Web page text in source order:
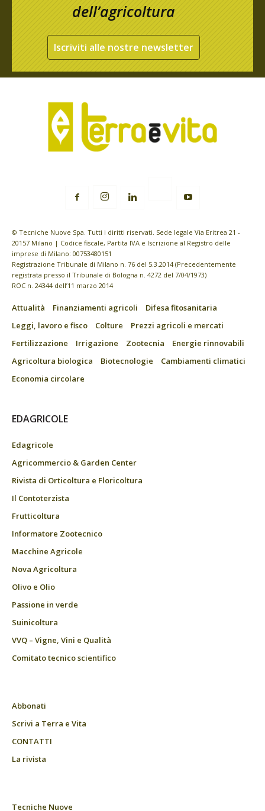
dell’agricoltura
Iscriviti alle nostre newsletter
© Tecniche Nuove Spa. Tutti i diritti riservati. Sede legale Via Eritrea 21 -
20157 Milano | Codice fiscale, Partita IVA e Iscrizione al Registro delle
imprese di Milano: 00753480151
Registrazione Tribunale di Milano n. 76 del 5.3.2014 (Precedentemente
registrata presso il Tribunale di Bologna n. 4272 del 7/04/1973)
ROC n. 24344 dell’11 marzo 2014
Attualità Finanziamenti agricoli
Difesa fitosanitaria
Leggi, lavoro e fisco
Colture
Prezzi agricoli e mercati
Fertilizzazione
Irrigazione Zootecnia
Energie rinnovabili
Agricoltura biologica
Biotecnologie
Cambiamenti climatici
Economia circolare
EDAGRICOLE
Edagricole
Agricommercio & Garden Center
Rivista di Orticoltura e Floricoltura
Il Contoterzista
Frutticoltura
Informatore Zootecnico
Macchine Agricole
Nova Agricoltura
Olivo e Olio
Passione in verde
Suinicoltura
VVQ – Vigne, Vini e Qualità
Comitato tecnico scientifico
Abbonati
Scrivi a Terra e Vita
CONTATTI
La rivista
Tecniche Nuove